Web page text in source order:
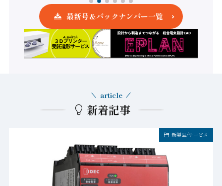
最新号＆バックナンバー一覧
新着記事
article
新製品/サービス